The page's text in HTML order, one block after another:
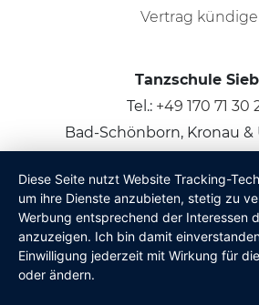
Vertrag
Tanzschule
Tel.: +49 170 71 30
Bad-Schönborn, Kronau
© 2026 Claus Sieber
Diese Seite nutzt Website Tracking-
um ihre Dienste anzubieten, stetig zu
Werbung entsprechend der Interessen
anzuzeigen. Ich bin damit
Einwilligung jederzeit mit Wirkung für
oder ändern.